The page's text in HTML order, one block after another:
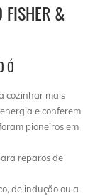
FISHER &
Ó
cozinhar mais
e conferem
pioneiros em
reparos de
de indução ou a